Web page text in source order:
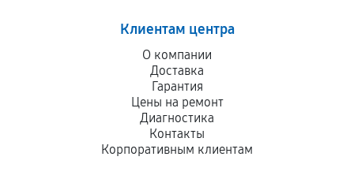
Клиентам центра
О компании
Доставка
Гарантия
Цены на ремонт
Диагностика
Контакты
Корпоративным клиентам